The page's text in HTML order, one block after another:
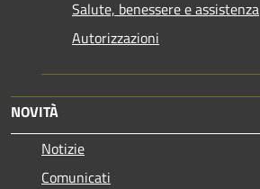
Salute, benessere e assistenza
Autorizzazioni
NOVITÀ
Notizie
Comunicati